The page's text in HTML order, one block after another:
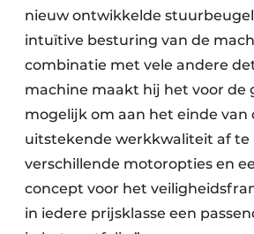
nieuw ontwikkelde
intuïtive besturing van de
combinatie met vele andere
machine maakt hij het voor de
mogelijk om aan het einde van
uitstekende werkkwaliteit af te
verschillende motoropties en
concept voor het
in iedere prijsklasse een